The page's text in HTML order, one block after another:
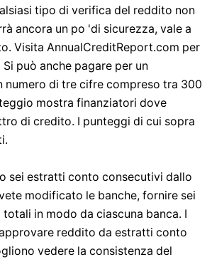
tipo di verifica del reddito non
ancora un po 'di sicurezza, vale a
Visita AnnualCreditReport.com per
può anche pagare per un
numero di tre cifre compreso tra 300
mostra finanziatori dove
di credito. I punteggi di cui sopra
sei estratti conto consecutivi dallo
modificato le banche, fornire sei
in modo da ciascuna banca. I
reddito da estratti conto
vedere la consistenza del